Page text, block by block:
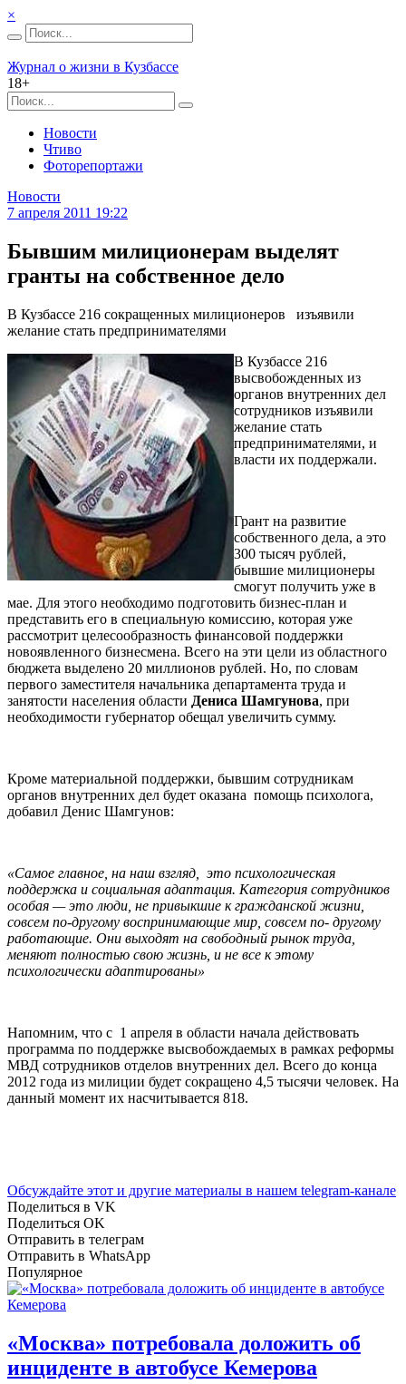
×
Журнал о жизни в Кузбассе
18+
Новости
Чтиво
Фоторепортажи
Новости
7 апреля 2011 19:22
Бывшим милиционерам выделят
гранты на собственное дело
В Кузбассе 216 сокращенных милиционеров изъявили
желание стать предпринимателями
В Кузбассе 216
высвобожденных из
органов внутренних дел
сотрудников изъявили
желание стать
предпринимателями, и
власти их поддержали.
Грант на развитие
собственного дела, а это
300 тысяч рублей,
бывшие милиционеры
смогут получить уже в
мае. Для этого необходимо подготовить бизнес-план и
представить его в специальную комиссию, которая уже
рассмотрит целесообразность финансовой поддержки
новоявленного бизнесмена. Всего на эти цели из областного
бюджета выделено 20 миллионов рублей. Но, по словам
первого заместителя начальника департамента труда и
занятости населения области Дениса Шамгунова, при
необходимости губернатор обещал увеличить сумму.
Кроме материальной поддержки, бывшим сотрудникам
органов внутренних дел будет оказана помощь психолога,
добавил Денис Шамгунов:
«Самое главное, на наш взгляд, это психологическая
поддержка и социальная адаптация. Категория сотрудников
особая — это люди, не привыкшие к гражданской жизни,
совсем по-другому воспринимающие мир, совсем по- другому
работающие. Они выходят на свободный рынок труда,
меняют полностью свою жизнь, и не все к этому
психологически адаптированы»
Напомним, что с 1 апреля в области начала действовать
программа по поддержке высвобождаемых в рамках реформы
МВД сотрудников отделов внутренних дел. Всего до конца
2012 года из милиции будет сокращено 4,5 тысячи человек. На
данный момент их насчитывается 818.
Обсуждайте этот и другие материалы в нашем telegram-канале
Поделиться в VK
Поделиться OK
Отправить в телеграм
Отправить в WhatsApp
Популярное
«Москва» потребовала доложить об
инциденте в автобусе Кемерова